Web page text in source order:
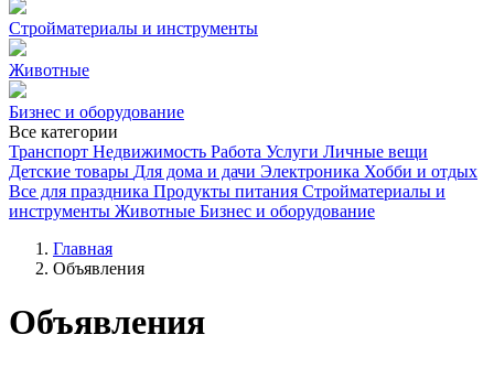
Стройматериалы и инструменты
Животные
Бизнес и оборудование
Все категории
Транспорт Недвижимость Работа Услуги Личные вещи
Детские товары Для дома и дачи Электроника Хобби и отдых
Все для праздника Продукты питания Стройматериалы и
инструменты Животные Бизнес и оборудование
Главная
Объявления
Объявления